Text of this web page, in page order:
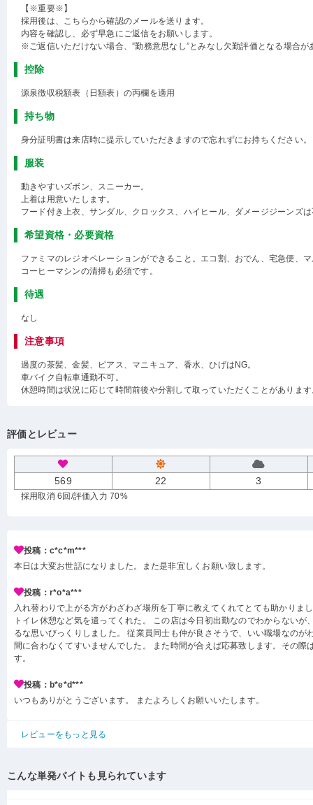
【※重要※】
採用後は、こちらから確認のメールを送ります。
内容を確認し、必ず早急にご返信をお願いします。
※ご返信いただけない場合、”勤務意思なし”とみなし欠勤評価となる場合が
控除
源泉徴収税額表（日額表）の丙欄を適用
持ち物
身分証明書は来店時に提示していただきますので忘れずにお持ちください。
服装
動きやすいズボン、スニーカー。
上着は用意いたします。
フード付き上衣、サンダル、クロックス、ハイヒール、ダメージジーンズ
希望資格・必要資格
ファミマのレジオペレーションができること。エコ割、おでん、宅急便、
コーヒーマシンの清掃も必須です。
待遇
なし
注意事項
過度の茶髪、金髪、ピアス、マニキュア、香水、ひげはNG。
車バイク自転車通勤不可。
休憩時間は状況に応じて時間前後や分割して取っていただくことがありま
評価とレビュー
569 22 3
採用取消 6回 /評価入力 70%
投稿：c*c*m***
本日は大変お世話になりました。また是非宜しくお願い致します。
投稿：r*o*a***
入れ替わりで上がる方がわざわざ場所を丁寧に教えてくれてとても助かりま
トイレ休憩など気を遣ってくれた。 この店は今日初出勤なのでわからないが
るな思いびっくりしました。 従業員同士も仲が良さそうで、いい職場なのが
間に合わなくてすいませんでした。 また時間が合えば応募致します。その際
す。
投稿：b*e*d***
いつもありがとうございます。 またよろしくお願いいたします。
レビューをもっと見る
こんな単発バイトも見られています